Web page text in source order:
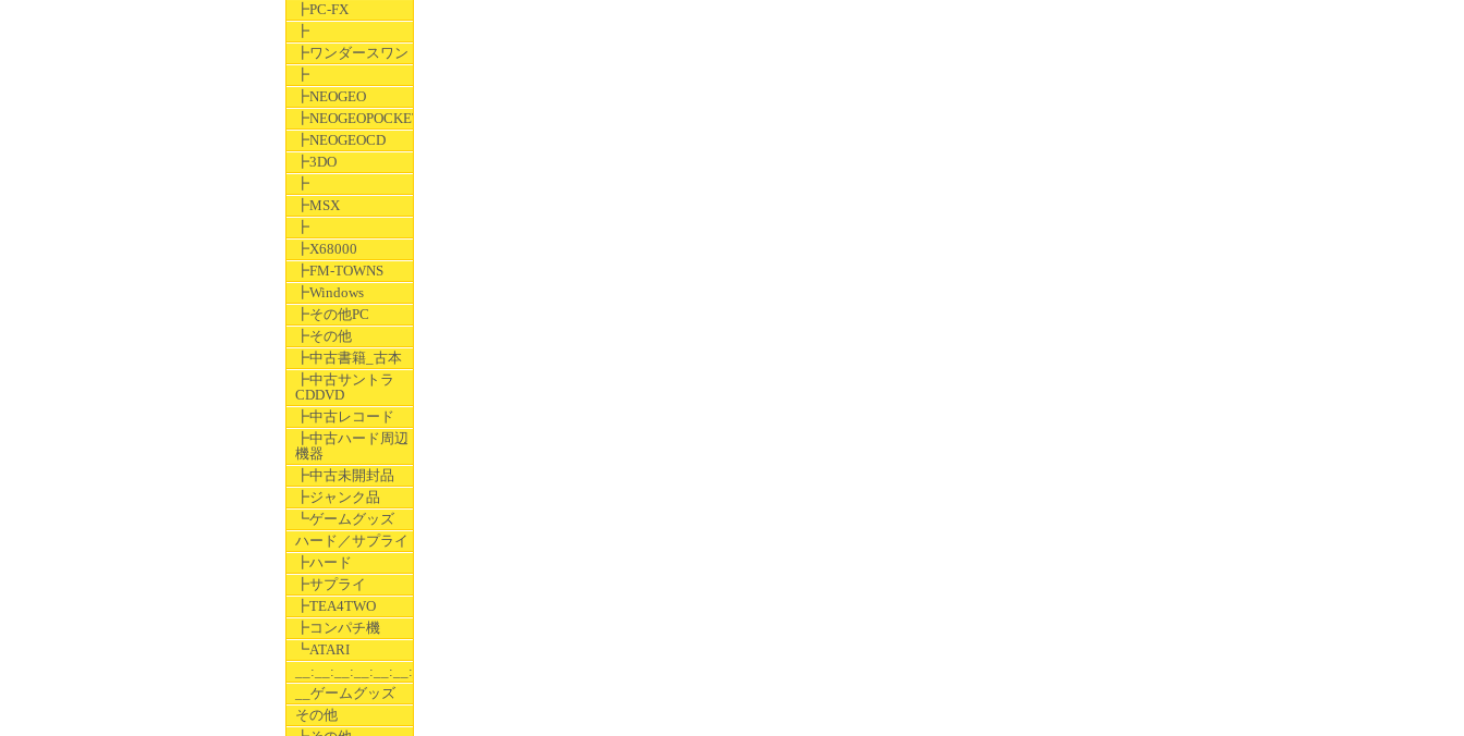
┣PC-FX
┣
┣ワンダースワン
┣
┣NEOGEO
┣NEOGEOPOCKET
┣NEOGEOCD
┣3DO
┣
┣MSX
┣
┣X68000
┣FM-TOWNS
┣Windows
┣その他PC
┣その他
┣中古書籍_古本
┣中古サントラ
CDDVD
┣中古レコード
┣中古ハード周辺
機器
┣中古未開封品
┣ジャンク品
┗ゲームグッズ
ハード／サプライ
┣ハード
┣サプライ
┣TEA4TWO
┣コンパチ機
┗ATARI
__:__:__:__:__:__:__
__ゲームグッズ
その他